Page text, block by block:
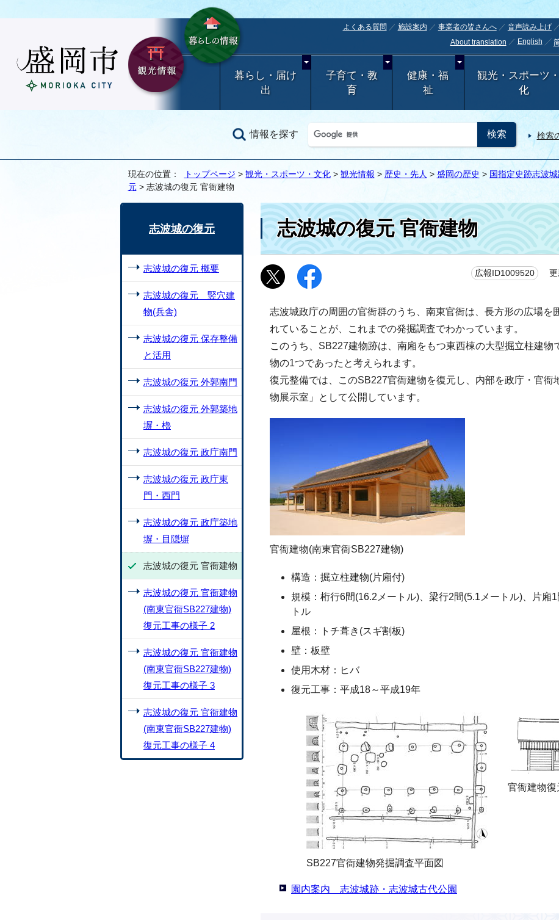
よくある質問 施設案内 事業者の皆さんへ 音声読み上げ
About translation
English
暮らし・届け
出
子育て・教
育
健康・福
祉
観光・スポーツ
化
情報を探す 検索
現在の位置： トップページ > 観光・スポーツ・文化> 観光情報 > 歴史・先人 > 盛岡の歴史 > 国指定史跡志波
元> 志波城の復元 官衙建物
志波城の復元 官衙建物
広報ID1009520 更
志波城政庁の周囲の官衙群のうち、南東官衙は、長方形の広場を
れていることが、これまでの発掘調査でわかっています。
このうち、SB227建物跡は、南廂をもつ東西棟の大型掘立柱建物
物の1つであったと考えられます。
復元整備では、このSB227官衙建物を復元し、内部を政庁・官衙
物展示室」として公開しています。
官衙建物(南東官衙SB227建物)
構造：掘立柱建物(片廂付)
規模：桁行6間(16.2メートル)、梁行2間(5.1メートル)、片廂
トル
屋根：トチ葺き(スギ割板)
壁：板壁
使用木材：ヒバ
復元工事：平成18～平成19年
官衙建物復
SB227官衙建物発掘調査平面図
園内案内 志波城跡・志波城古代公園
志波城の復元
志波城の復元 概要
志波城の復元 竪穴建
物(兵舎)
志波城の復元 保存整備
と活用
志波城の復元 外郭南門
志波城の復元 外郭築地
塀・櫓
志波城の復元 政庁南門
志波城の復元 政庁東
門・西門
志波城の復元 政庁築地
塀・目隠塀
志波城の復元 官衙建物
志波城の復元 官衙建物
(南東官衙SB227建物)
復元工事の様子 2
志波城の復元 官衙建物
(南東官衙SB227建物)
復元工事の様子 3
志波城の復元 官衙建物
(南東官衙SB227建物)
復元工事の様子 4